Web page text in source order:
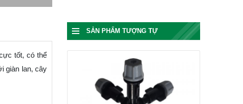
tốt, có thể
giàn lan, cây
SẢN PHẨM TƯỢNG TỰ